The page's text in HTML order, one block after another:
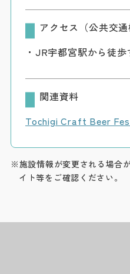
アクセス（公共交通
・JR宇都宮駅から徒歩
関連資料
Tochigi Craft Beer
※施設情報が変更される場合
イト等をご確認ください。